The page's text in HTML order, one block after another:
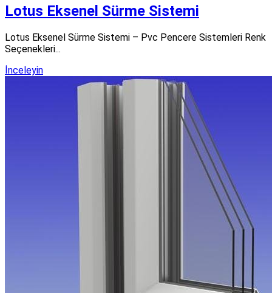
Lotus Eksenel Sürme Sistemi
Lotus Eksenel Sürme Sistemi – Pvc Pencere Sistemleri Renk
Seçenekleri...
İnceleyin